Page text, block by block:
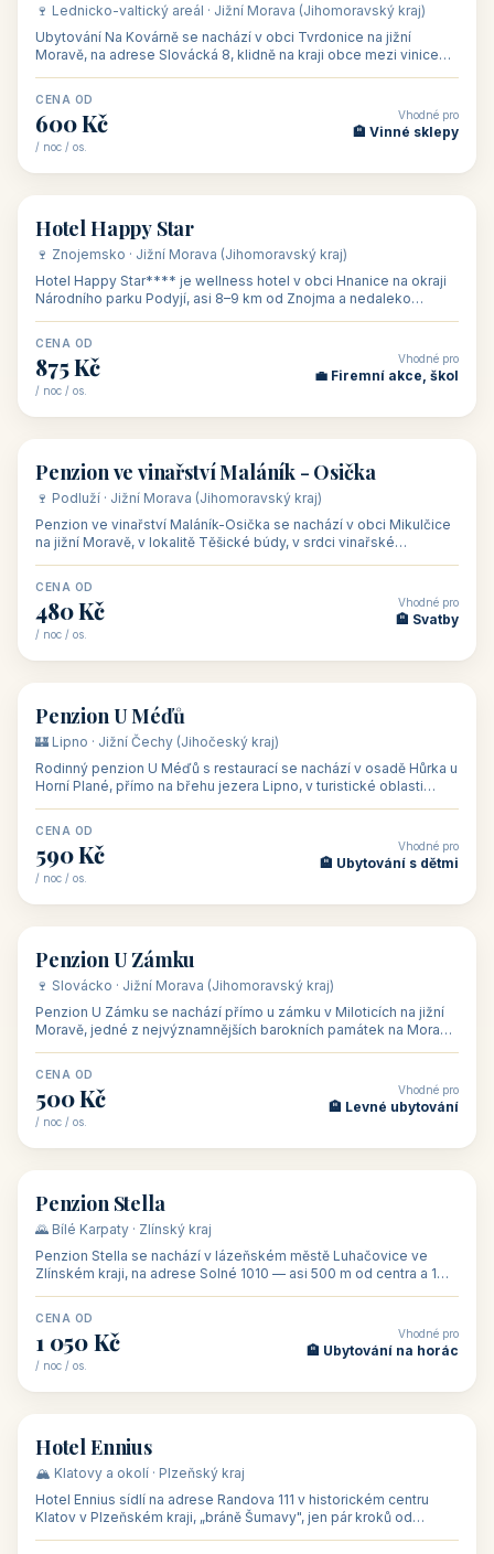
🍷 Lednicko-valtický areál · Jižní Morava (Jihomoravský kraj)
Ubytování Na Kovárně se nachází v obci Tvrdonice na jižní
Moravě, na adrese Slovácká 8, klidně na kraji obce mezi vinicemi,
CENA OD
600 Kč
/ noc / os.
Vhodné pro
🏨 Vinné sklepy
🏨 hotel
Hotel Happy Star
🍷 Znojemsko · Jižní Morava (Jihomoravský kraj)
Hotel Happy Star**** je wellness hotel v obci Hnanice na okraji
Národního parku Podyjí, asi 8–9 km od Znojma a nedaleko
CENA OD
875 Kč
/ noc / os.
Vhodné pro
💼 Firemní akce, škol
🏡 penzion
Penzion ve vinařství Maláník - Osička
🍷 Podluží · Jižní Morava (Jihomoravský kraj)
Penzion ve vinařství Maláník-Osička se nachází v obci Mikulčice
na jižní Moravě, v lokalitě Těšické búdy, v srdci vinařské
CENA OD
480 Kč
/ noc / os.
Vhodné pro
🏨 Svatby
🏡 penzion
Penzion U Méďů
🏰 Lipno · Jižní Čechy (Jihočeský kraj)
Rodinný penzion U Méďů s restaurací se nachází v osadě Hůrka u
Horní Plané, přímo na břehu jezera Lipno, v turistické oblasti
CENA OD
590 Kč
/ noc / os.
Vhodné pro
🏨 Ubytování s dětmi
🏡 penzion
Penzion U Zámku
🍷 Slovácko · Jižní Morava (Jihomoravský kraj)
Penzion U Zámku se nachází přímo u zámku v Miloticích na jižní
Moravě, jedné z nejvýznamnějších barokních památek na Moravě,
CENA OD
500 Kč
/ noc / os.
Vhodné pro
🏨 Levné ubytování
🏡 penzion
Penzion Stella
🌄 Bílé Karpaty · Zlínský kraj
Penzion Stella se nachází v lázeňském městě Luhačovice ve
Zlínském kraji, na adrese Solné 1010 — asi 500 m od centra a 1
CENA OD
1 050 Kč
/ noc / os.
Vhodné pro
🏨 Ubytování na horác
🏨 hotel
Hotel Ennius
🏔️ Klatovy a okolí · Plzeňský kraj
Hotel Ennius sídlí na adrese Randova 111 v historickém centru
Klatov v Plzeňském kraji, „bráně Šumavy", jen pár kroků od